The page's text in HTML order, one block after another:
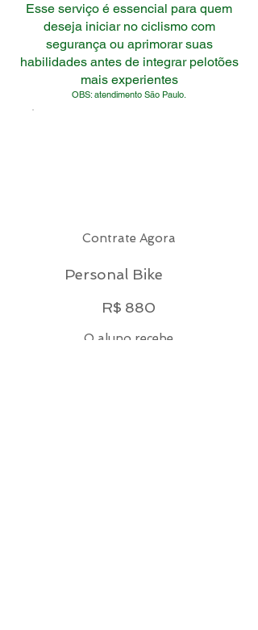
Esse serviço é essencial para quem
deseja iniciar no ciclismo com
segurança ou aprimorar suas
habilidades antes de integrar pelotões
mais experientes
OBS: atendimento São Paulo.
Contrate Agora
Personal Bike
R$ 880
O aluno recebe